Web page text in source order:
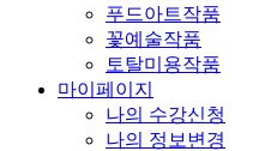
푸드아트작품
꽃예술작품
토탈미용작품
마이페이지
나의 수강신청
나의 정보변경